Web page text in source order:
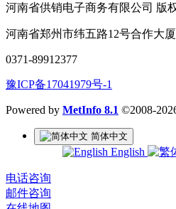
河南省供销电子商务有限公司 版
河南省郑州市纬五路12号合作大
0371-89912377
豫ICP备17041979号-1
Powered by MetInfo 8.1 ©2008-
简体中文
English
电话咨询
邮件咨询